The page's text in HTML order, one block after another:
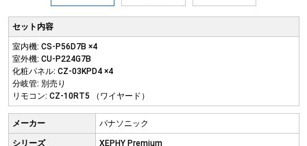
セット内容
室内機: CS-P56D7B ×4
室外機: CU-P224G7B
化粧パネル: CZ-03KPD4 ×4
分岐管: 別売り
リモコン: CZ-10RT5 （ワイヤード）
メーカー パナソニック
シリーズ XEPHY Premium